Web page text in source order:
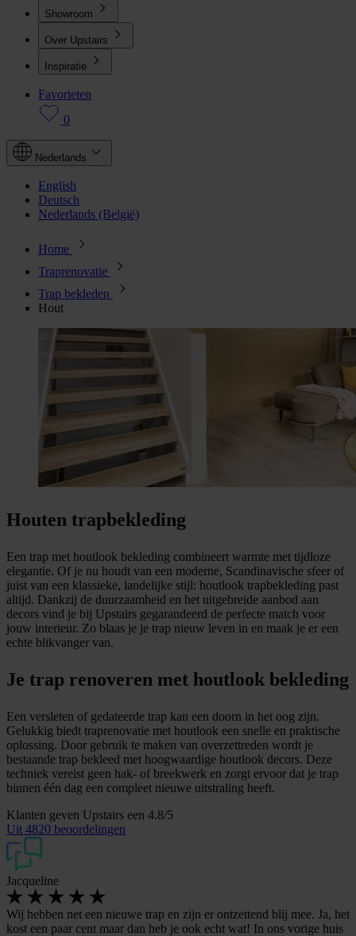
Showroom
Over Upstairs
Inspiratie
Favorieten
0
Nederlands
English
Deutsch
Nederlands (België)
Home
Traprenovatie
Trap bekleden
Hout
Houten trapbekleding
Een trap met houtlook bekleding combineert warmte met tijdloze
elegantie. Of je nu houdt van een moderne, Scandinavische sfeer of
juist van een klassieke, landelijke stijl: houtlook trapbekleding past
altijd. Dankzij de duurzaamheid en het uitgebreide aanbod aan
decors vind je bij Upstairs gegarandeerd de perfecte match voor
jouw interieur. Zo blaas je je trap nieuw leven in en maak je er een
echte blikvanger van.
Je trap renoveren met houtlook bekleding
Een versleten of gedateerde trap kan een doorn in het oog zijn.
Gelukkig biedt traprenovatie met houtlook een snelle en praktische
oplossing. Door gebruik te maken van overzettreden wordt je
bestaande trap bekleed met hoogwaardige houtlook decors. Deze
techniek vereist geen hak- of breekwerk en zorgt ervoor dat je trap
binnen één dag een compleet nieuwe uitstraling heeft.
Klanten geven Upstairs een 4.8/5
Uit 4820 beoordelingen
Jacqueline
Wij hebben net een nieuwe trap en zijn er ontzettend blij mee. Ja, het
kost een paar cent maar dan heb je ook echt wat! In ons vorige huis